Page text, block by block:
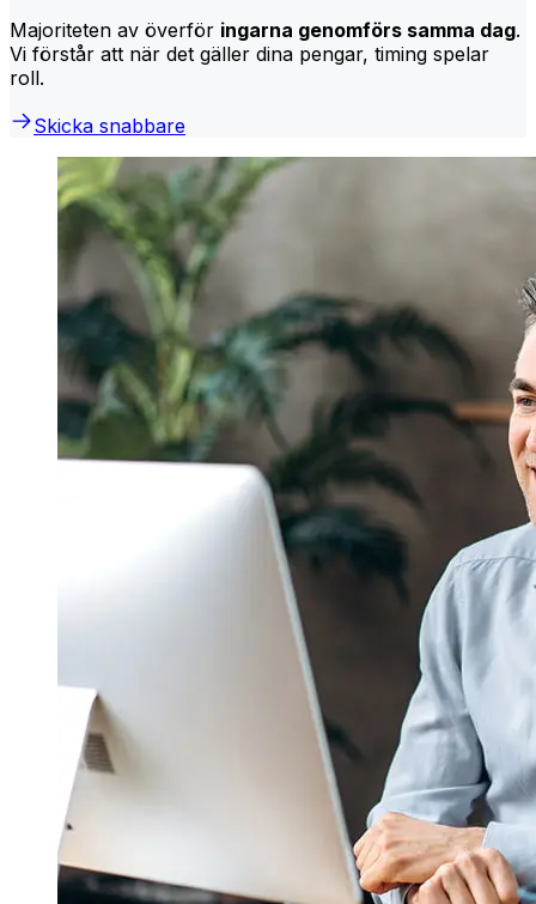
Majoriteten av överför ingarna genomförs samma dag.
Vi förstår att när det gäller dina pengar, timing spelar
roll.
Skicka snabbare